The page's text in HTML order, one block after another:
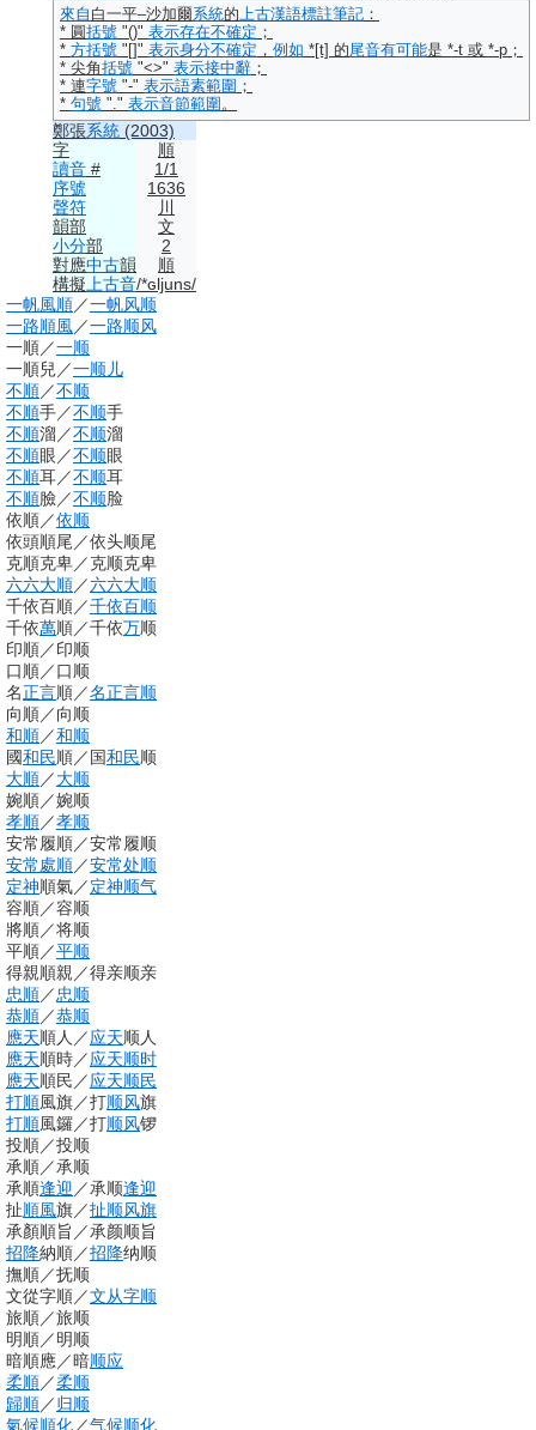
來自 白一平–沙加爾系統的上古漢語標註筆記 ：
* 圓括號 "()" 表示存在不確定 ；
* 方括號 "[]" 表示身分不確定 ， 例如 *[t] 的尾音有可能是 *-t 或 *-p；
* 尖角括號 "<>" 表示接中辭 ；
* 連字號 "-" 表示語素範圍 ；
* 句號 "." 表示音節範圍 。
鄭張系統 (2003)
字
順
讀音 #
1/1
序號
1636
聲符
川
韻部
文
小分部
2
對應中古韻
順
構擬 上古音/*ɢljuns/
一帆風順／一帆风顺
一路順風／一路顺风
一順／一顺
一順兒 ／一顺儿
不順／不顺
不順手／不顺手
不順溜 ／不顺溜
不順眼 ／不顺眼
不順耳／不顺耳
不順臉／不顺脸
依順／依顺
依頭順尾 ／依头顺尾
克順克卑／克顺克卑
六六大順／六六大顺
千依百順／千依百顺
千依萬順／千依万顺
印順／印顺
口順／口顺
名正言順／名正言顺
向順／向顺
和順／和顺
國和民 順／ 国和民顺
大順／大顺
婉順／婉顺
孝順／孝顺
安常履順／安常履顺
安常處順／安常处顺
定神 順氣／定神顺气
容順／容顺
將順／将顺
平順／平顺
得親順親 ／得亲顺亲
忠順／忠顺
恭順／恭顺
應天 順人 ／应天顺人
應天 順時／应天顺时
應天 順民 ／应天顺民
打順風旗／打顺风旗
打順風鑼／打顺风锣
投順／投顺
承順／承顺
承順逢迎 ／承顺逢迎
扯順風旗／扯顺风旗
承顏順旨 ／承颜顺旨
招降納順／招降纳顺
撫順／抚顺
文從字順／文从字顺
旅順／旅顺
明順／明顺
暗順應／暗顺应
柔順／柔顺
歸順／归顺
氣候順化／气候顺化